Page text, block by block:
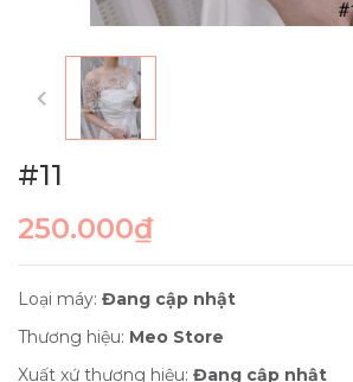
#11
250.000₫
Loại máy: Đang cập nhật
Thương hiệu: Meo Store
Xuất xứ thương hiệu: Đang cập nhật